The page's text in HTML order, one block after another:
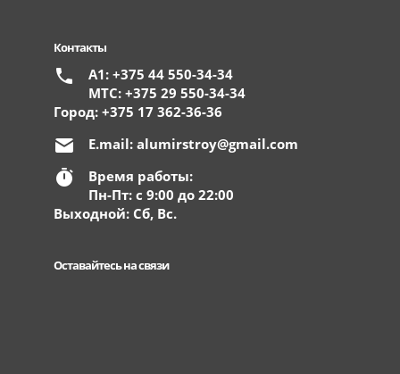
Контакты
А1: +375 44 550-34-34
МТС: +375 29 550-34-34
Город: +375 17 362-36-36
E.mail: alumirstroy@gmail.com
Время работы:
Пн-Пт: с 9:00 до 22:00
Выходной: Сб, Вс.
Оставайтесь на связи